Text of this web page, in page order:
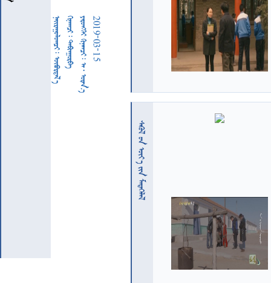
         2019-03-15
  